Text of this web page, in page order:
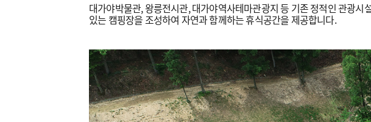
대가야박물관, 왕릉전시관, 대가야역사테마관광지 등 기존 정적인 관광
있는 캠핑장을 조성하여 자연과 함께하는 휴식공간을 제공합니다.